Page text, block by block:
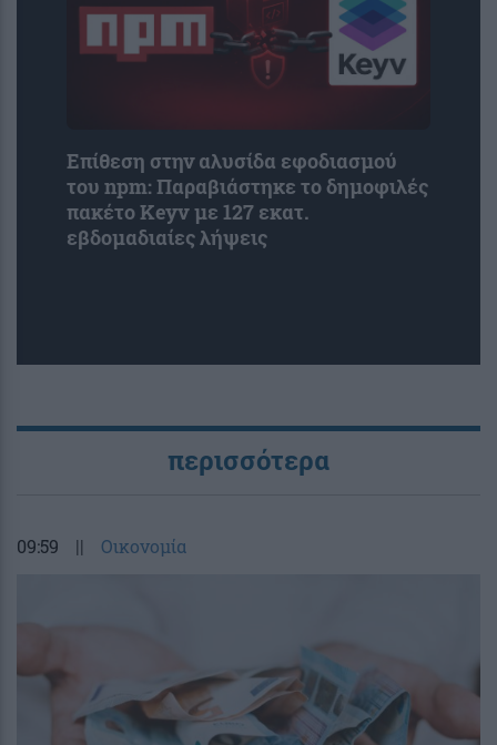
Επίθεση στην αλυσίδα εφοδιασμού
του npm: Παραβιάστηκε το δημοφιλές
πακέτο Keyv με 127 εκατ.
εβδομαδιαίες λήψεις
περισσότερα
09:59 || Οικονομία